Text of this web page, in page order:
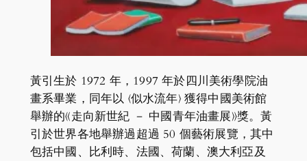
黃引生於 1972 年，1997 年於四川美術學院油
畫系畢業，同年以 〈似水流年〉 獲得中國美術館
舉辦的《走向新世紀 － 中國青年油畫展》獎。黃
引於世界各地舉辦過超過 50 個藝術展覽，其中
包括中國、比利時、法國、荷蘭、澳大利亞及